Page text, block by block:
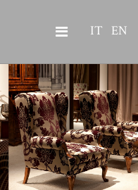
IT EN